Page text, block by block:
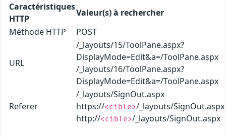
Caractéristiques
HTTP
Valeur(s) à rechercher
Méthode HTTP
POST
URL
/_layouts/15/ToolPane.aspx?
DisplayMode=Edit&a=/ToolPane.aspx
/_layouts/16/ToolPane.aspx?
DisplayMode=Edit&a=/ToolPane.aspx
Referer
/_layouts/SignOut.aspx
https://<cible>/_layouts/SignOut.aspx
http://<cible>/_layouts/SignOut.aspx